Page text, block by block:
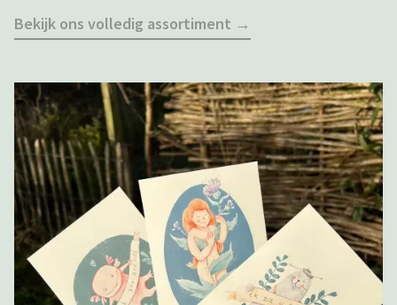
Bekijk ons volledig assortiment →